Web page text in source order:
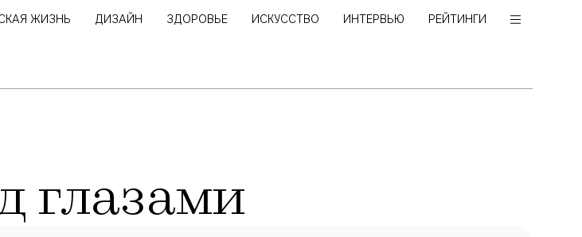
ЖИЗНЬ ДИЗАЙН ЗДОРОВЬЕ ИСКУССТВО ИНТЕРВЬЮ РЕЙТИНГИ
глазами